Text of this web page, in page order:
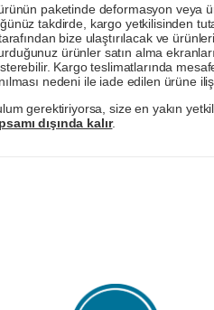
paketinde deformasyon veya
takdirde, kargo yetkilisinden
bize ulaştırılacak ve
ürünler satın alma
Kargo teslimatlarında
nedeni ile iade edilen ürüne
gerektiriyorsa, size en yakın
dışında kalır.